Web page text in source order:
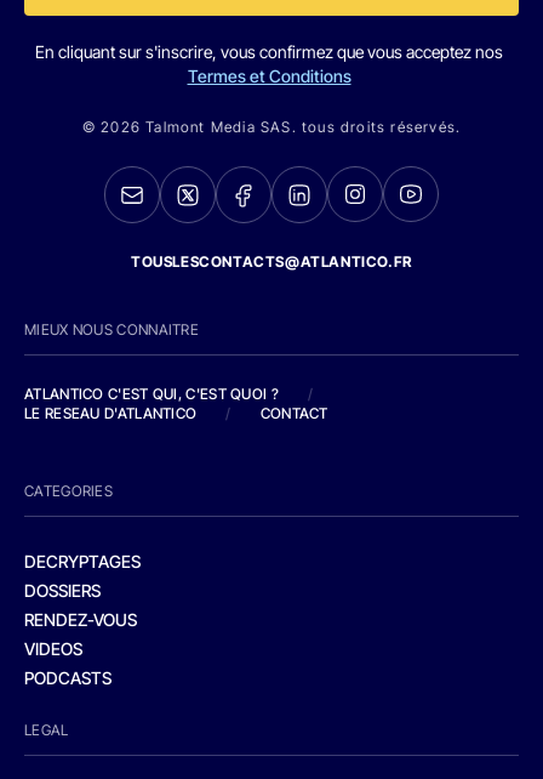
En cliquant sur s'inscrire, vous confirmez que vous acceptez nos
Termes et Conditions
© 2026 Talmont Media SAS. tous droits réservés.
TOUSLESCONTACTS@ATLANTICO.FR
MIEUX NOUS CONNAITRE
ATLANTICO C'EST QUI, C'EST QUOI ?
/
LE RESEAU D'ATLANTICO
/ CONTACT
CATEGORIES
DECRYPTAGES
DOSSIERS
RENDEZ-VOUS
VIDEOS
PODCASTS
LEGAL